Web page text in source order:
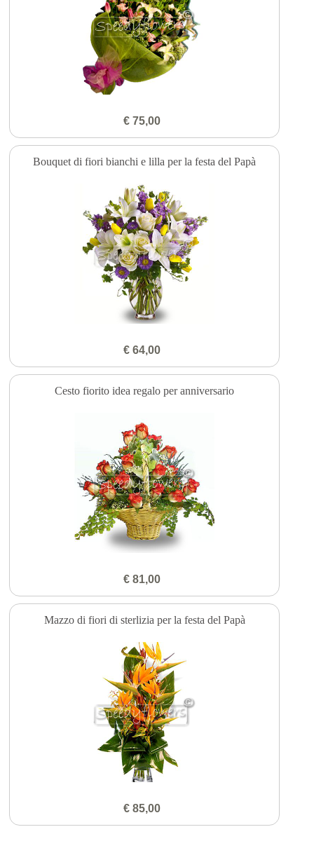
€ 75,00
Bouquet di fiori bianchi e lilla per la festa del Papà
€ 64,00
Cesto fiorito idea regalo per anniversario
€ 81,00
Mazzo di fiori di sterlizia per la festa del Papà
€ 85,00